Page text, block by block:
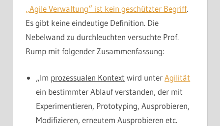
„Agile Verwaltung“ ist kein geschützter Begriff.
Es gibt keine eindeutige Definition. Die
Nebelwand zu durchleuchten versuchte Prof.
Rump mit folgender Zusammenfassung:
„Im prozessualen Kontext wird unterAgilität
ein bestimmter Ablauf verstanden, der mit
Experimentieren, Prototyping, Ausprobieren,
Modifizieren, erneutem Ausprobieren etc.